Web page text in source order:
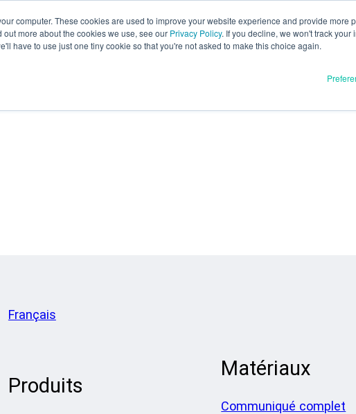
computer. These cookies are used to improve your website experience and provide more
more about the cookies we use, see our Privacy Policy. If you decline, we won't track
have to use just one tiny cookie so that you're not asked to make this choice again.
Français
Produits
Matériaux
Communiqué complet